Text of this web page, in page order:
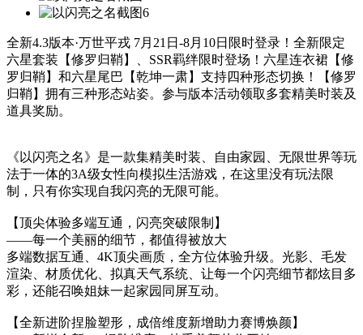
全新4.3版本·万世平戎 7月21日-8月10日限时登录！全新限定
六星套装【修罗归鞘】、SSR羁绊限时登场！六星连衣裙【修
罗归鞘】和六星尾巴【乾坤一肃】支持四种形态切换！【修罗
归鞘】拥有三种形态站姿。参与版本活动领取多套精美时装及
道具奖励。
《以闪亮之名》是一款集精美时装、自由家园、无限世界等玩
法于一体的3A级女性向模拟生活游戏，在这里没有玩法限
制，只有你实现自我闪亮的无限可能。
【顶尖体验多端互通，闪亮突破限制】
——每一个美丽的细节，都值得被放大
多端数据互通、4K顶尖画质，全方位体验升级。光影、毛发
渲染、材质优化、拟真天气系统、让每一个闪亮细节都炫目多
彩，还能召唤姐妹一起家园同屏互动。
【全新进阶捏脸塑形，成倍维度新增助力赛博焕颜】